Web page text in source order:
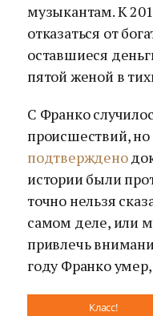
музыкантам. К
отказаться от
оставшиеся
пятой женой в
С Франко
происшествий,
подтверждено
истории были
точно нельзя
самом деле, или
привлечь
году Франко
Класс!